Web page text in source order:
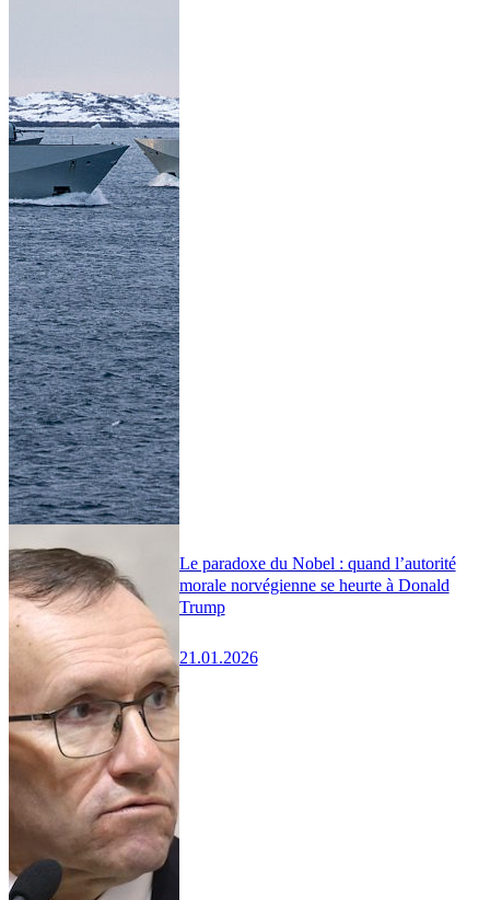
Le paradoxe du Nobel : quand l’autorité
morale norvégienne se heurte à Donald
Trump
21.01.2026